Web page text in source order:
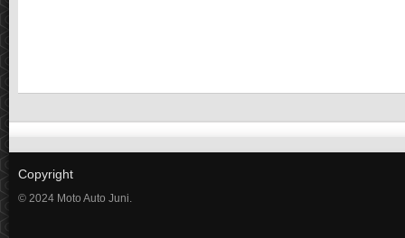
Copyright
© 2024 Moto Auto Juni.